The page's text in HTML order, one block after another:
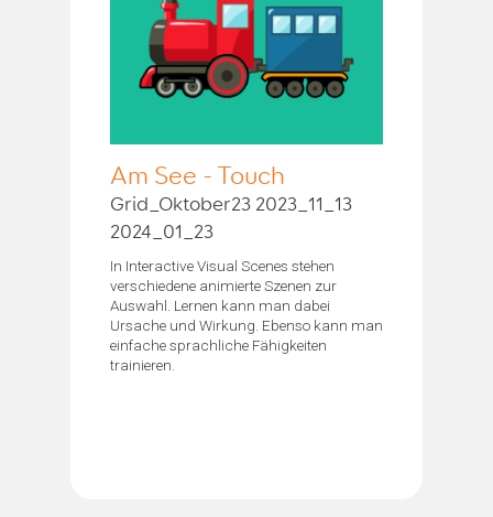
Am See - Touch
Grid_Oktober23 2023_11_13
2024_01_23
In Interactive Visual Scenes stehen
verschiedene animierte Szenen zur
Auswahl. Lernen kann man dabei
Ursache und Wirkung. Ebenso kann man
einfache sprachliche Fähigkeiten
trainieren.